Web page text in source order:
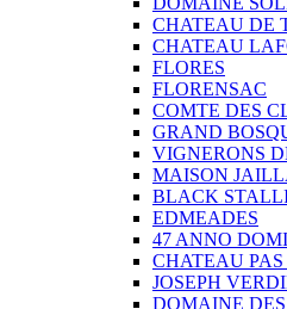
CHATEAU DE
CHATEAU
FLORES
FLORENSAC
COMTE DES
GRAND
VIGNERONS
MAISON
BLACK
EDMEADES
47 ANNO
CHATEAU
JOSEPH
DOMAINE